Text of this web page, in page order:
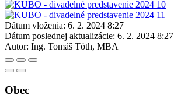
Dátum vloženia: 6. 2. 2024 8:27
Dátum poslednej aktualizácie: 6. 2. 2024 8:27
Autor: Ing. Tomáš Tóth, MBA
Obec